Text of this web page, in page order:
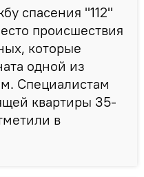
спасения "112"
происшествия
которые
одной из
Специалистам
квартиры 35-
в